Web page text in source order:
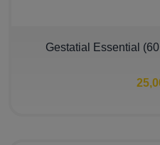
Gestatial Essential